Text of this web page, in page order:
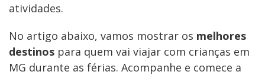
atividades.
No artigo abaixo, vamos mostrar os melhores
destinos para quem vai viajar com crianças em
MG durante as férias. Acompanhe e comece a